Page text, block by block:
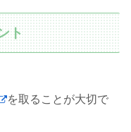
ト
を取ることが大切で